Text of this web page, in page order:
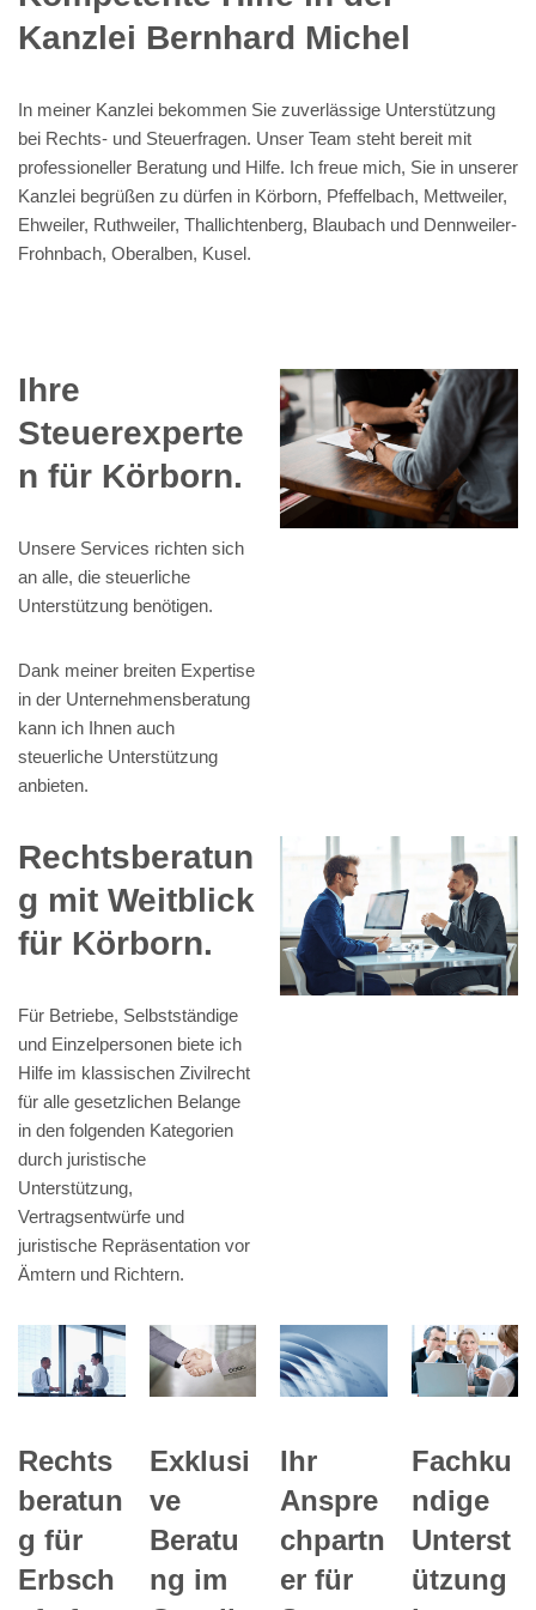
Kanzlei Bernhard Michel
In meiner Kanzlei bekommen Sie zuverlässige Unterstützung
bei Rechts- und Steuerfragen. Unser Team steht bereit mit
professioneller Beratung und Hilfe. Ich freue mich, Sie in unserer
Kanzlei begrüßen zu dürfen in Körborn, Pfeffelbach, Mettweiler,
Ehweiler, Ruthweiler, Thallichtenberg, Blaubach und Dennweiler-
Frohnbach, Oberalben, Kusel.
Ihre
Steuerexperte
n für Körborn.
Unsere Services richten sich
an alle, die steuerliche
Unterstützung benötigen.
Dank meiner breiten Expertise
in der Unternehmensberatung
kann ich Ihnen auch
steuerliche Unterstützung
anbieten.
Rechtsberatun
g mit Weitblick
für Körborn.
Für Betriebe, Selbstständige
und Einzelpersonen biete ich
Hilfe im klassischen Zivilrecht
für alle gesetzlichen Belange
in den folgenden Kategorien
durch juristische
Unterstützung,
Vertragsentwürfe und
juristische Repräsentation vor
Ämtern und Richtern.
Rechts
beratun
g für
Erbsch
Exklusi
ve
Beratu
ng im
Ihr
Anspre
chpartn
er für
Fachku
ndige
Unterst
ützung